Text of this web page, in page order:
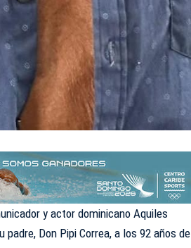
y actor dominicano Aquiles
Don Pipi Correa, a los 92 años de